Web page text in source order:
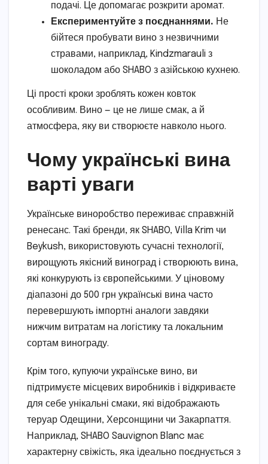
подачі. Це допомагає розкрити аромат.
Експериментуйте з поєднаннями. Не
бійтеся пробувати вино з незвичними
стравами, наприклад, Kindzmarauli з
шоколадом або SHABO з азійською кухнею.
Ці прості кроки зроблять кожен ковток
особливим. Вино — це не лише смак, а й
атмосфера, яку ви створюєте навколо нього.
Чому українські вина
варті уваги
Українське виноробство переживає справжній
ренесанс. Такі бренди, як SHABO, Villa Krim чи
Beykush, використовують сучасні технології,
вирощують якісний виноград і створюють вина,
які конкурують із європейськими. У ціновому
діапазоні до 500 грн українські вина часто
перевершують імпортні аналоги завдяки
нижчим витратам на логістику та локальним
сортам винограду.
Крім того, купуючи українське вино, ви
підтримуєте місцевих виробників і відкриваєте
для себе унікальні смаки, які відображають
теруар Одещини, Херсонщини чи Закарпаття.
Наприклад, SHABO Sauvignon Blanc має
характерну свіжість, яка ідеально поєднується з